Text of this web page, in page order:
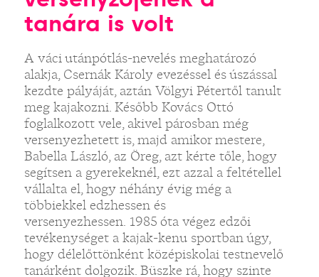
tanára is volt
A váci utánpótlás-nevelés meghatározó
alakja, Csernák Károly evezéssel és úszással
kezdte pályáját, aztán Völgyi Pétertől tanult
meg kajakozni. Később Kovács Ottó
foglalkozott vele, akivel párosban még
versenyezhetett is, majd amikor mestere,
Babella László, az Öreg, azt kérte tőle, hogy
segítsen a gyerekeknél, ezt azzal a feltétellel
vállalta el, hogy néhány évig még a
többiekkel edzhessen és
versenyezhessen. 1985 óta végez edzői
tevékenységet a kajak-kenu sportban úgy,
hogy délelőttönként középiskolai testnevelő
tanárként dolgozik. Büszke rá, hogy szinte